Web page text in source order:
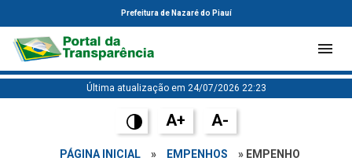
Prefeitura de Nazaré do Piauí
Última atualização em 24/07/2026 22:23
A+ A-
PÁGINA INICIAL » EMPENHOS » EMPENHO